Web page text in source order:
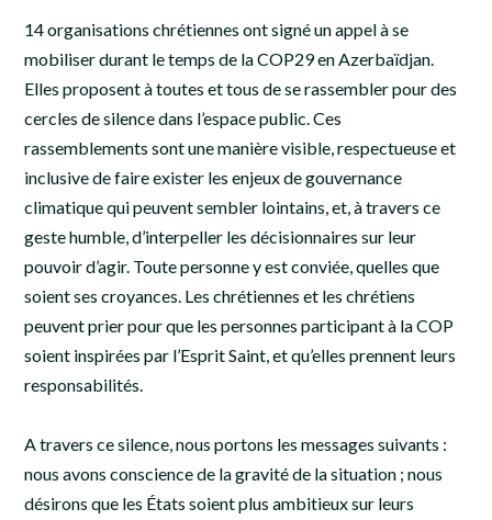
14 organisations chrétiennes ont signé un appel à se
mobiliser durant le temps de la COP29 en Azerbaïdjan.
Elles proposent à toutes et tous de se rassembler pour des
cercles de silence dans l’espace public. Ces
rassemblements sont une manière visible, respectueuse et
inclusive de faire exister les enjeux de gouvernance
climatique qui peuvent sembler lointains, et, à travers ce
geste humble, d’interpeller les décisionnaires sur leur
pouvoir d’agir. Toute personne y est conviée, quelles que
soient ses croyances. Les chrétiennes et les chrétiens
peuvent prier pour que les personnes participant à la COP
soient inspirées par l’Esprit Saint, et qu’elles prennent leurs
responsabilités.
A travers ce silence, nous portons les messages suivants :
nous avons conscience de la gravité de la situation ; nous
désirons que les États soient plus ambitieux sur leurs